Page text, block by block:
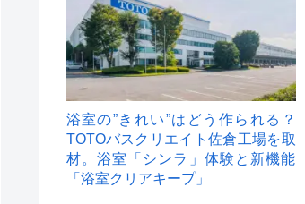
浴室の”きれい”はどう作られる？
TOTOバスクリエイト佐倉工場を取
材。浴室「シンラ」体験と新機能
「浴室クリアキープ」